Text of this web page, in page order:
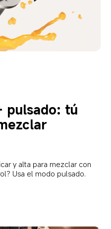
pulsado: tú
y alta para mezclar con
Usa el modo pulsado.